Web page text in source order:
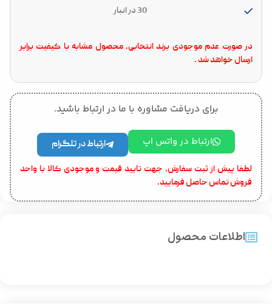
30 در انبار
در صورت عدم موجودی برند انتخابی، محصول مشابه با کیفیت برابر
ارسال خواهد شد .
برای دریافت مشاوره با ما در ارتباط باشید.
ارتباط در واتس اپ ارتباط در تلگرام
لطفا پیش از ثبت سفارش، جهت تایید قیمت و موجودی کالا با واحد
فروش تماس حاصل فرمایید.
اطلاعات محصول